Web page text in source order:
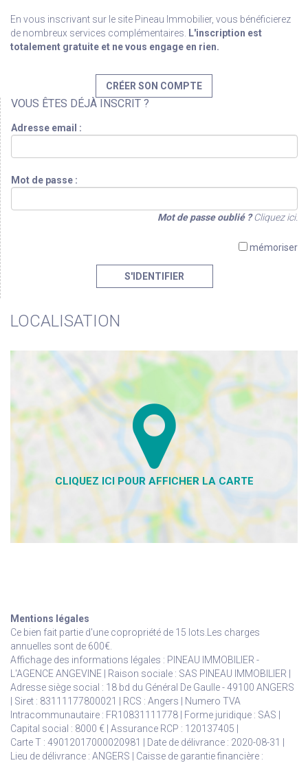
En vous inscrivant sur le site Pineau Immobilier, vous bénéficierez
de nombreux services complémentaires. L'inscription est
totalement gratuite et ne vous engage en rien.
CRÉER SON COMPTE
VOUS ÊTES DÉJÀ INSCRIT ?
Adresse email :
Mot de passe :
Mot de passe oublié ?Cliquez ici.
mémoriser
S'IDENTIFIER
LOCALISATION
Mentions légales
Ce bien fait partie d'une copropriété de 15 lots.Les charges
annuelles sont de 600€.
Affichage des informations légales : PINEAU IMMOBILIER -
L'AGENCE ANGEVINE | Raison sociale : SAS PINEAU IMMOBILIER |
Adresse siège social : 18 bd du Général De Gaulle - 49100 ANGERS
| Siret : 83111177800021 | RCS : Angers | Numero TVA
Intracommunautaire : FR10831111778 | Forme juridique : SAS |
Capital social : 8000 € | Assurance RCP : 120137405 |
Carte T : 49012017000020981 | Date de délivrance : 2020-08-31 |
Lieu de délivrance : ANGERS | Caisse de garantie financière :